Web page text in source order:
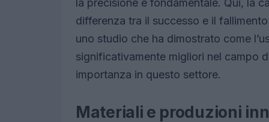
la precisione è fondamentale. Qui, la
differenza tra il successo e il
uno studio che ha dimostrato come
significativamente migliori nel campo
importanza in questo settore.
Materiali e produzioni